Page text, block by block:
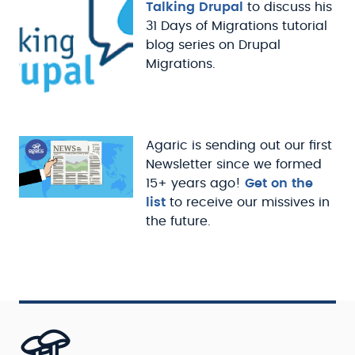
Talking Drupal
to discuss his
31 Days of Migrations tutorial
blog series on Drupal
Migrations.
Agaric is sending out our first
Newsletter since we formed
15+ years ago! Get on the
list to receive our missives in
the future.